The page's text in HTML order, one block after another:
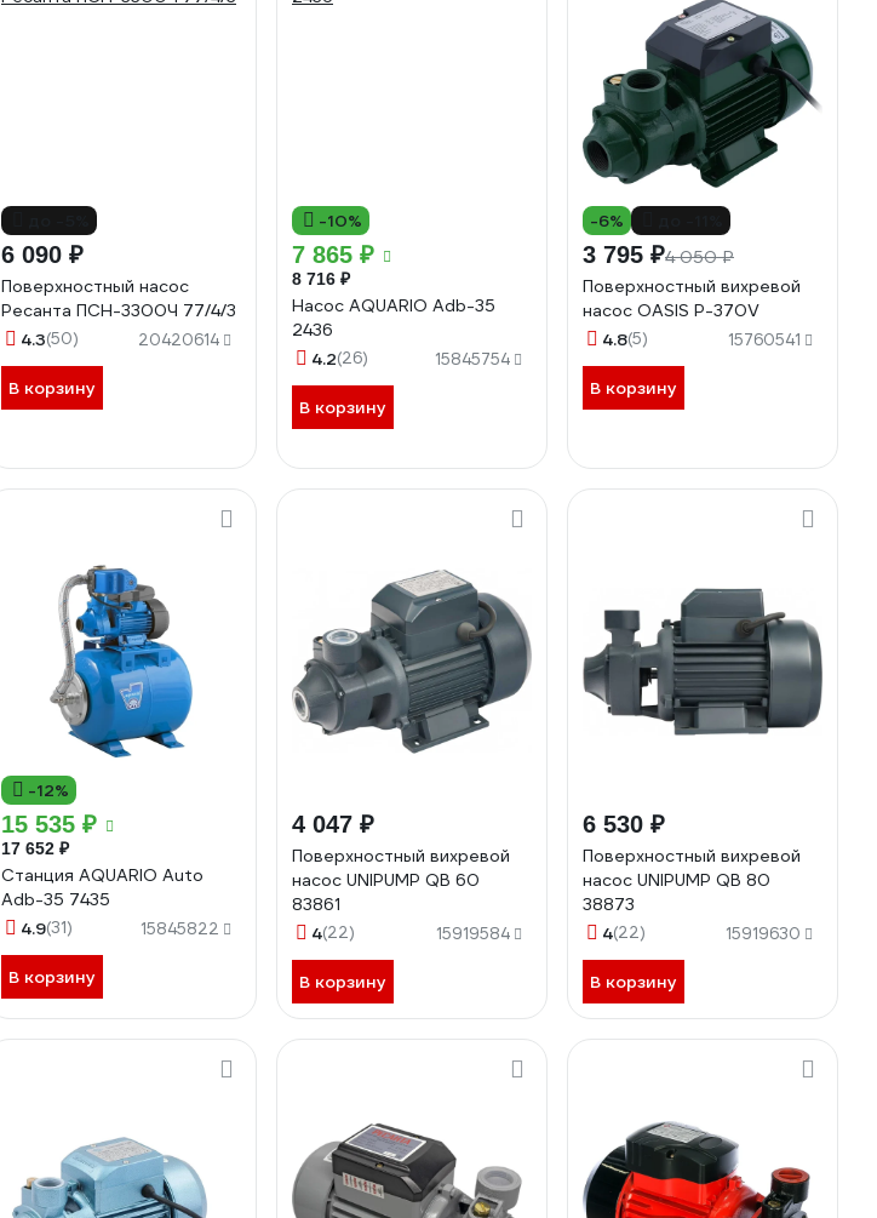
6 090 ₽
Поверхностный насос
Ресанта ПСН-3300Ч 77/4/3
4.3(50) 20420614
В корзину
-10%
7 865 ₽
8 716 ₽
Насос AQUARIO Adb-35
2436
4.2(26) 15845754
В корзину
-6%
3 795 ₽4 050 ₽
Поверхностный вихревой
насос OASIS P-370V
4.8(5) 15760541
В корзину
-12%
15 535 ₽
17 652 ₽
Станция AQUARIO Auto
Adb-35 7435
4.9(31) 15845822
В корзину
4 047 ₽
Поверхностный вихревой
насос UNIPUMP QB 60
83861
4(22) 15919584
В корзину
6 530 ₽
Поверхностный вихревой
насос UNIPUMP QB 80
38873
4(22) 15919630
В корзину